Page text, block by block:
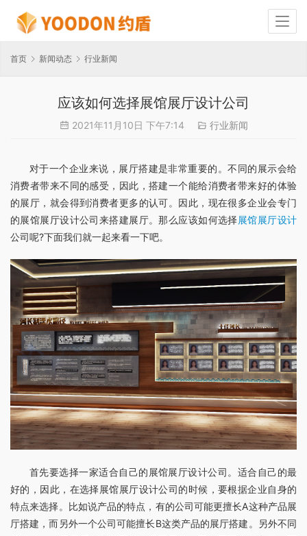
首页 新闻动态 行业新闻
应该如何选择展馆展厅设计公司
2021年11月10日 下午7:14 行业新闻
对于一个企业来说，展厅搭建是非常重要的。不同的展示会给
消费者带来不同的感受，因此，搭建一个能给消费者带来好的体验
的展厅，就会得到消费者更多的认可。因此，现在很多企业会专门
的展馆展厅设计公司来搭建展厅。那么应该如何选择展馆展厅设计
公司呢?下面我们就一起来看一下吧。
首先要选择一家适合自己的展馆展厅设计公司。适合自己的最
好的，因此，在选择展馆展厅设计公司的时候，要根据企业自身的
特点来选择。比如说产品的特点，有的公司可能更擅长A这种产品展
厅搭建，而另外一个公司可能擅长B这类产品的展厅搭建。另外不同